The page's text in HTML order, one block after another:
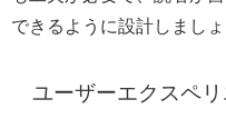
できるように設計しましょ
ユーザーエクスペ